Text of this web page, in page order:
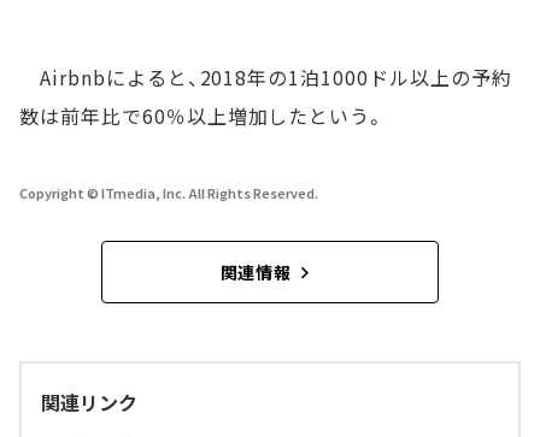
Airbnbによると、2018年の1泊1000ドル以上の予約
数は前年比で60％以上増加したという。
Copyright © ITmedia, Inc. All Rights Reserved.
関連情報
関連リンク